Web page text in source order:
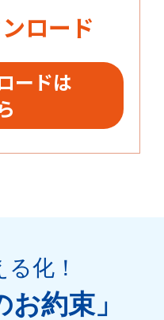
ロード
ードは
る化！
お約束」